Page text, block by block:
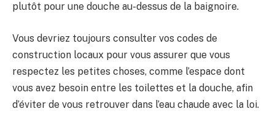
plutôt pour une douche au-dessus de la baignoire.
Vous devriez toujours consulter vos codes de
construction locaux pour vous assurer que vous
respectez les petites choses, comme l’espace dont
vous avez besoin entre les toilettes et la douche, afin
d’éviter de vous retrouver dans l’eau chaude avec la loi.